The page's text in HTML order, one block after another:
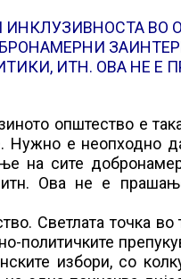
ВО
ИТН. ОВА НЕ Е
општество е
е неопходно
на сите
итн. Ова не е
Светлата точка
политичките
избори, со